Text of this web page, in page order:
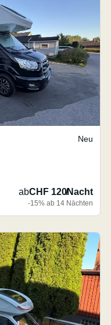
Neu
abCHF 120/Nacht
-15% ab 14 Nächten